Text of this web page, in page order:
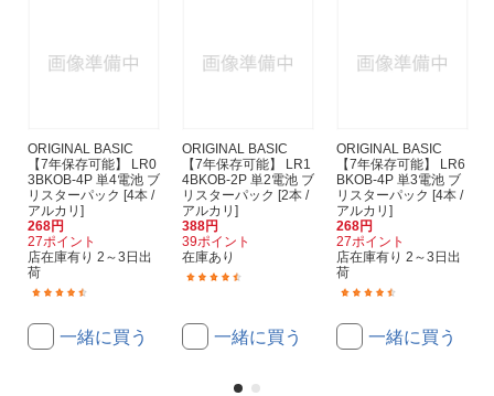
ORIGINAL BASIC
【7年保存可能】 LR0
3BKOB-4P 単4電池 ブ
リスターパック [4本 /
アルカリ]
268円
27ポイント
店在庫有り 2～3日出
荷
一緒に買う
ORIGINAL BASIC
【7年保存可能】 LR1
4BKOB-2P 単2電池 ブ
リスターパック [2本 /
アルカリ]
388円
39ポイント
在庫あり
一緒に買う
ORIGINAL BASIC
【7年保存可能】 LR6
BKOB-4P 単3電池 ブ
リスターパック [4本 /
アルカリ]
268円
27ポイント
店在庫有り 2～3日出
荷
一緒に買う